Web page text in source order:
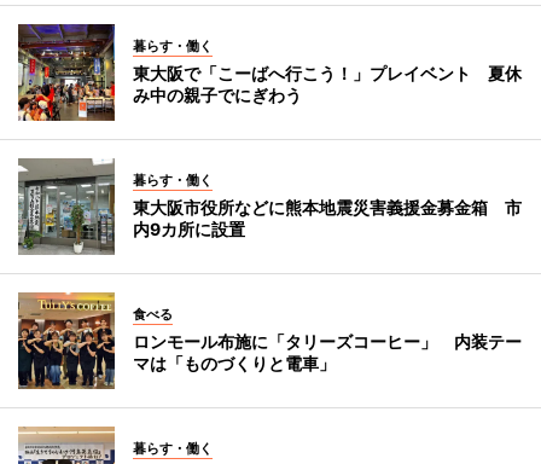
暮らす・働く
東大阪で「こーばへ行こう！」プレイベント 夏休
み中の親子でにぎわう
暮らす・働く
東大阪市役所などに熊本地震災害義援金募金箱 市
内9カ所に設置
食べる
ロンモール布施に「タリーズコーヒー」 内装テー
マは「ものづくりと電車」
暮らす・働く